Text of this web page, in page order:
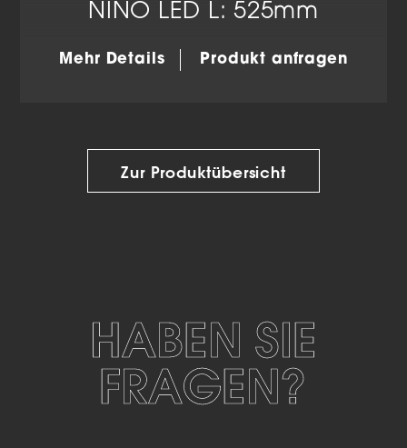
NINO LED L: 525mm
Mehr Details Produkt anfragen
Zur Produktübersicht
HABEN SIE
FRAGEN?